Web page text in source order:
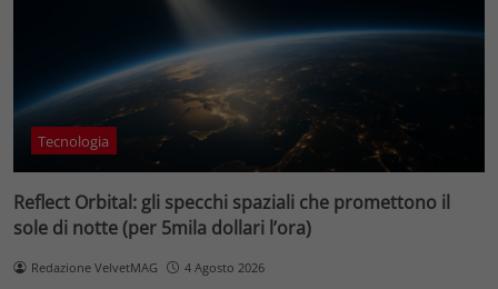
Tecnologia
Reflect Orbital: gli specchi spaziali che promettono il
sole di notte (per 5mila dollari l’ora)
Redazione VelvetMAG 4 Agosto 2026